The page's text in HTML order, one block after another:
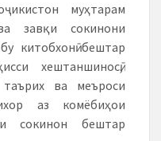
муҳтарам
завқи сокинони
китобхонӣ бештар
хештаншиносӣ,
ва меъроси
аз комёбиҳои
сокинон бештар